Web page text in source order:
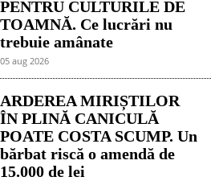
PENTRU CULTURILE DE
TOAMNĂ. Ce lucrări nu
trebuie amânate
05 aug 2026
ARDEREA MIRIȘTILOR
ÎN PLINĂ CANICULĂ
POATE COSTA SCUMP. Un
bărbat riscă o amendă de
15.000 de lei